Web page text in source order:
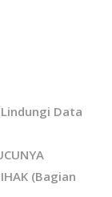
Data
(Bagian